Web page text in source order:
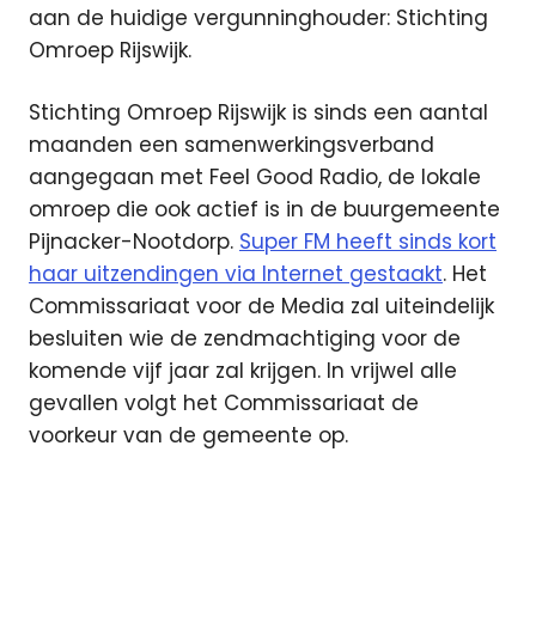
aan de huidige vergunninghouder: Stichting
Omroep Rijswijk.
Stichting Omroep Rijswijk is sinds een aantal
maanden een samenwerkingsverband
aangegaan met Feel Good Radio, de lokale
omroep die ook actief is in de buurgemeente
Pijnacker-Nootdorp. Super FM heeft sinds kort
haar uitzendingen via Internet gestaakt. Het
Commissariaat voor de Media zal uiteindelijk
besluiten wie de zendmachtiging voor de
komende vijf jaar zal krijgen. In vrijwel alle
gevallen volgt het Commissariaat de
voorkeur van de gemeente op.